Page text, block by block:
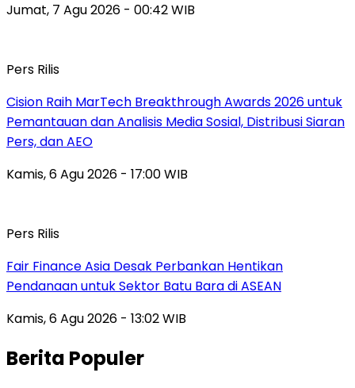
Jumat, 7 Agu 2026 - 00:42 WIB
Pers Rilis
Cision Raih MarTech Breakthrough Awards 2026 untuk
Pemantauan dan Analisis Media Sosial, Distribusi Siaran
Pers, dan AEO
Kamis, 6 Agu 2026 - 17:00 WIB
Pers Rilis
Fair Finance Asia Desak Perbankan Hentikan
Pendanaan untuk Sektor Batu Bara di ASEAN
Kamis, 6 Agu 2026 - 13:02 WIB
Berita Populer